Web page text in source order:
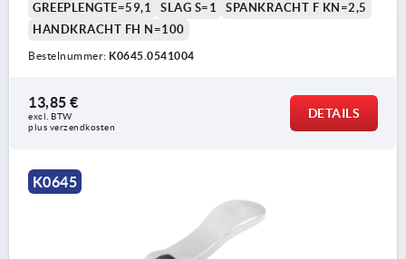
GREEPLENGTE=59,1
SLAG S=1
SPANKRACHT F KN=2,5
HANDKRACHT FH N=100
Bestelnummer: K0645.0541004
13,85 €
excl. BTW
plus verzendkosten
DETAILS
K0645